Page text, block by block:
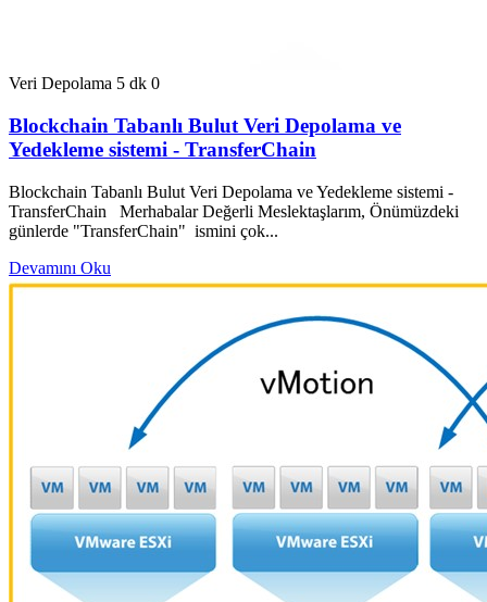
Veri Depolama 5 dk 0
Blockchain Tabanlı Bulut Veri Depolama ve
Yedekleme sistemi - TransferChain
Blockchain Tabanlı Bulut Veri Depolama ve Yedekleme sistemi -
TransferChain Merhabalar Değerli Meslektaşlarım, Önümüzdeki
günlerde "TransferChain" ismini çok...
Devamını Oku